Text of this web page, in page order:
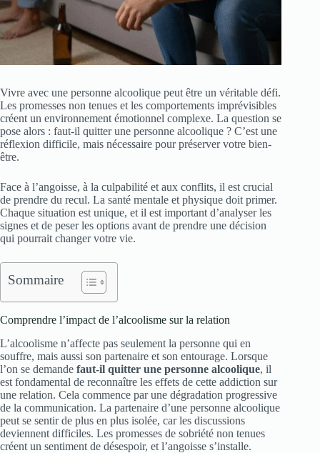
Vivre avec une personne alcoolique peut être un véritable défi.
Les promesses non tenues et les comportements imprévisibles
créent un environnement émotionnel complexe. La question se
pose alors : faut-il quitter une personne alcoolique ? C’est une
réflexion difficile, mais nécessaire pour préserver votre bien-
être.
Face à l’angoisse, à la culpabilité et aux conflits, il est crucial
de prendre du recul. La santé mentale et physique doit primer.
Chaque situation est unique, et il est important d’analyser les
signes et de peser les options avant de prendre une décision
qui pourrait changer votre vie.
Sommaire
Comprendre l’impact de l’alcoolisme sur la relation
L’alcoolisme n’affecte pas seulement la personne qui en
souffre, mais aussi son partenaire et son entourage. Lorsque
l’on se demande faut-il quitter une personne alcoolique, il
est fondamental de reconnaître les effets de cette addiction sur
une relation. Cela commence par une dégradation progressive
de la communication. La partenaire d’une personne alcoolique
peut se sentir de plus en plus isolée, car les discussions
deviennent difficiles. Les promesses de sobriété non tenues
créent un sentiment de désespoir, et l’angoisse s’installe.